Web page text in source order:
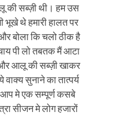
की सब्ज़ी थी। हम उस
थे हमारी हालत पर
बोला कि चलो ठीक है
पी लो तबतक मैं आटा
और आलू की सब्ज़ी खाकर
सुनाने का तात्पर्य
आप मे एक सम्पूर्ण कसबे
सीजन मे लोग हजारों